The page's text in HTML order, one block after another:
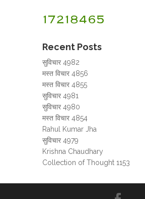
Recent Posts
सुविचार 4982
मस्त विचार 4856
मस्त विचार 4855
सुविचार 4981
सुविचार 4980
मस्त विचार 4854
Rahul Kumar Jha
सुविचार 4979
Krishna Chaudhary
Collection of Thought 1153